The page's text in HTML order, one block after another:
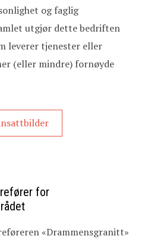
og faglig
utgjør dette bedriften
leverer tjenester eller
(eller mindre) fornøyde
for
«Drammensgranitt»